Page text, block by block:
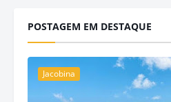
POSTAGEM EM DESTAQUE
Jacobina